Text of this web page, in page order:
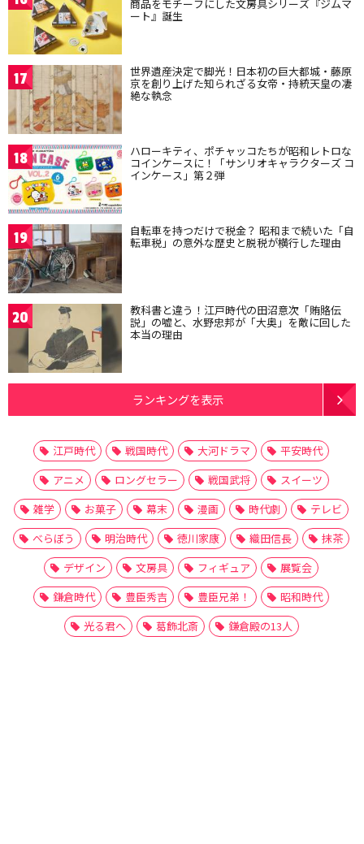
商品をモチーフにした文房具シリーズ『ジムマ
ート』誕生
17 世界遺産決定で脚光！日本初の巨大都城・藤原
京を創り上げた知られざる女帝・持統天皇の凄
絶な執念
18 ハローキティ、ポチャッコたちが昭和レトロな
コインケースに！「サンリオキャラクターズ コ
インケース」第２弾
19 自転車を持つだけで税金？ 昭和まで続いた「自
転車税」の意外な歴史と脱税が横行した理由
20 教科書と違う！江戸時代の田沼意次「賄賂伝
説」の嘘と、水野忠邦が「大奥」を敵に回した
本当の理由
ランキングを表示
江戸時代 戦国時代 大河ドラマ
平安時代
アニメ
ロングセラー 戦国武将
スイーツ
雑学
お菓子 幕末 漫画 時代劇
テレビ
べらぼう
明治時代 徳川家康 織田信長
抹茶
デザイン
文房具 フィギュア
展覧会
鎌倉時代
豊臣秀吉 豊臣兄弟！
昭和時代
光る君へ
葛飾北斎 鎌倉殿の13人